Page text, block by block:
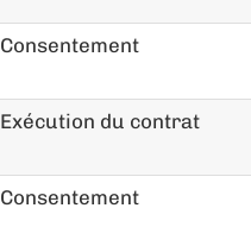
Consentement
Exécution du contrat
Consentement